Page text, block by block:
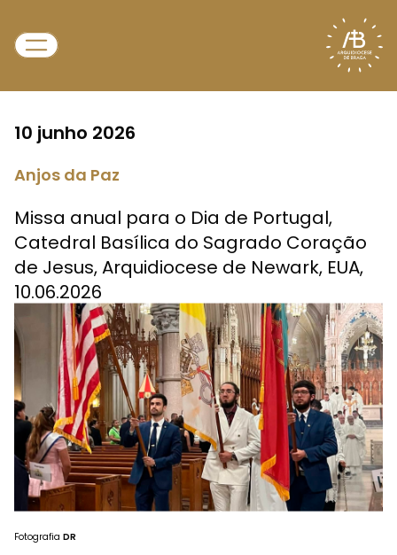
10 junho 2026
Anjos da Paz
Missa anual para o Dia de Portugal,
Catedral Basílica do Sagrado Coração
de Jesus, Arquidiocese de Newark, EUA,
10.06.2026
Fotografia DR